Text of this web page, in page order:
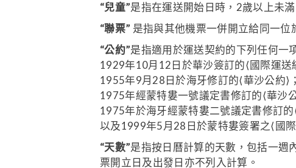
“兒童”是指在運送開始日時，2歲以上未
“聯票” 是指與其他機票一併開立給同一位
“公約”是指適用於運送契約的下列任何一
1929年10月12日於華沙簽訂的⟨國際運送
1955年9月28日於海牙修訂的⟨華沙公約⟩；
1975年經蒙特婁一號議定書修訂的⟨華沙
1975年於海牙經蒙特婁二號議定書修訂的
以及1999年5月28日於蒙特婁簽署之⟨國
“天數”是指按日曆計算的天數，包括一週
票開立日及出發日亦不列入計算。